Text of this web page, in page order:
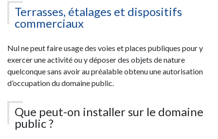
Terrasses, étalages et dispositifs
commerciaux
Nul ne peut faire usage des voies et places publiques pour y
exercer une activité ou y déposer des objets de nature
quelconque sans avoir au préalable obtenu une autorisation
d’occupation du domaine public.
Que peut-on installer sur le domaine
public ?